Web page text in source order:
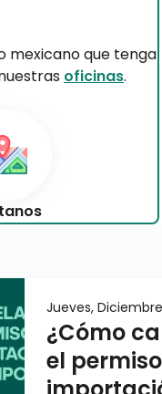
mexicano que tenga
oficinas.
Jueves,
¿Cómo
el